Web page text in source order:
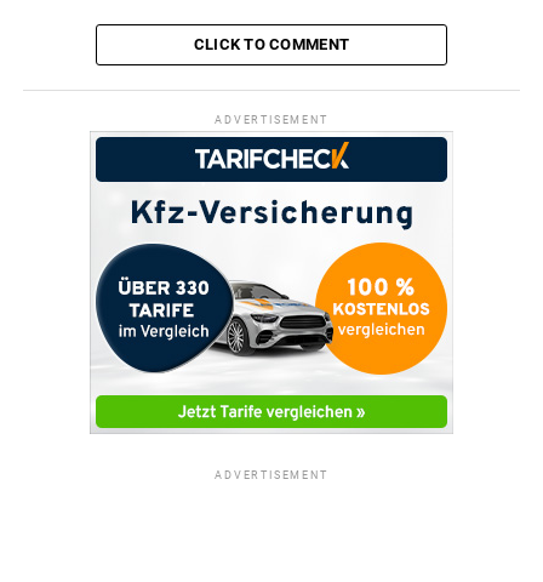
CLICK TO COMMENT
ADVERTISEMENT
ADVERTISEMENT